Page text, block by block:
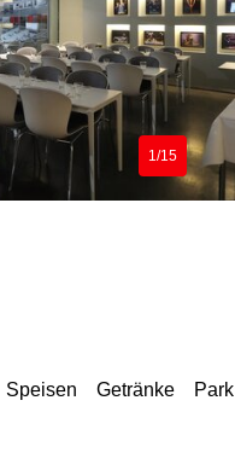
1/15
Speisen Getränke